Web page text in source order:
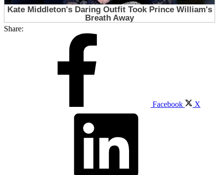
Share:
Facebook X